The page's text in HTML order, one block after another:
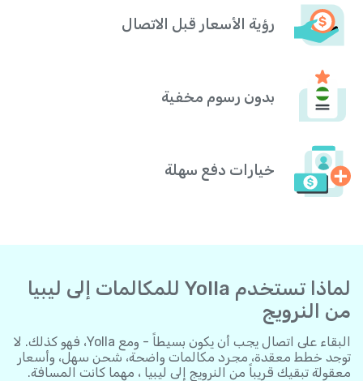
رؤية الأسعار قبل الاتصال
بدون رسوم مخفية
خيارات دفع سهلة
لماذا تستخدم Yolla للمكالمات إلى ليبيا
من النرويج
البقاء على اتصال يجب أن يكون بسيطاً - ومع Yolla، فهو كذلك. لا
توجد خطط معقدة، مجرد مكالمات واضحة، شحن سهل، وأسعار
معقولة تبقيك قريباً من النرويج إلى ليبيا ، مهما كانت المسافة.